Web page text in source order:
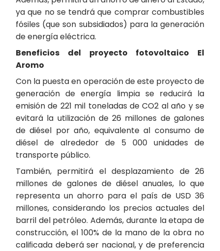
ya que no se tendrá que comprar combustibles
fósiles (que son subsidiados) para la generación
de energía eléctrica.
Beneficios del proyecto fotovoltaico El
Aromo
Con la puesta en operación de este proyecto de
generación de energía limpia se reducirá la
emisión de 221 mil toneladas de CO2 al año y se
evitará la utilización de 26 millones de galones
de diésel por año, equivalente al consumo de
diésel de alrededor de 5 000 unidades de
transporte público.
También, permitirá el desplazamiento de 26
millones de galones de diésel anuales, lo que
representa un ahorro para el país de USD 36
millones, considerando los precios actuales del
barril del petróleo. Además, durante la etapa de
construcción, el 100% de la mano de la obra no
caliﬁcada deberá ser nacional, y de preferencia